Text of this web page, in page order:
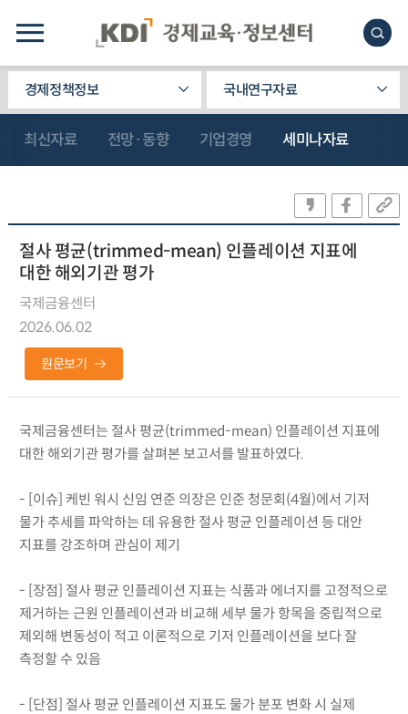
경제정책정보 국내연구자료
최신자료 전망·동향 기업경영 세미나자료
절사 평균(trimmed-mean) 인플레이션 지표에
대한 해외기관 평가
국제금융센터
2026.06.02
원문보기
국제금융센터는 절사 평균(trimmed-mean) 인플레이션 지표에
대한 해외기관 평가를 살펴본 보고서를 발표하였다.
- [이슈] 케빈 워시 신임 연준 의장은 인준 청문회(4월)에서 기저
물가 추세를 파악하는 데 유용한 절사 평균 인플레이션 등 대안
지표를 강조하며 관심이 제기
- [장점] 절사 평균 인플레이션 지표는 식품과 에너지를 고정적으로
제거하는 근원 인플레이션과 비교해 세부 물가 항목을 중립적으로
제외해 변동성이 적고 이론적으로 기저 인플레이션을 보다 잘
측정할 수 있음
- [단점] 절사 평균 인플레이션 지표도 물가 분포 변화 시 실제